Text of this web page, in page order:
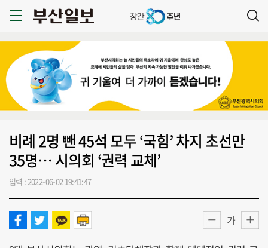
비례 2명 뺀 45석 모두 ‘국힘’ 차지 초선만
35명… 시의회 ‘권력 교체’
입력 : 2022-06-02 19:41:47
가